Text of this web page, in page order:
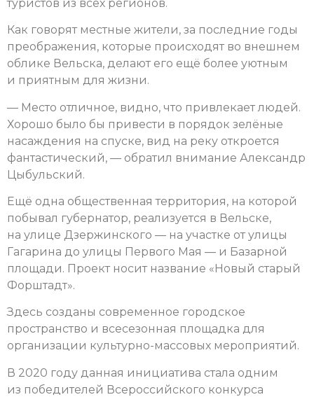
туристов из всех регионов.
Как говорят местные жители, за последние годы
преображения, которые происходят во внешнем
облике Вельска, делают его ещё более уютным
и приятным для жизни.
— Место отличное, видно, что привлекает людей.
Хорошо было бы привести в порядок зелёные
насаждения на спуске, вид на реку откроется
фантастический, — обратил внимание Александр
Цыбульский.
Ещё одна общественная территория, на которой
побывал губернатор, реализуется в Вельске,
на улице Дзержинского — на участке от улицы
Гагарина до улицы Первого Мая — и Базарной
площади. Проект носит название «Новый старый
Форштадт».
Здесь созданы современное городское
пространство и всесезонная площадка для
организации культурно-массовых мероприятий.
В 2020 году данная инициатива стала одним
из победителей Всероссийского конкурса